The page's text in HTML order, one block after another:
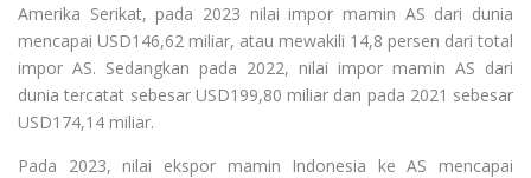
Amerika Serikat, pada 2023 nilai impor mamin AS dari dunia
mencapai USD146,62 miliar, atau mewakili 14,8 persen dari total
impor AS. Sedangkan pada 2022, nilai impor mamin AS dari
dunia tercatat sebesar USD199,80 miliar dan pada 2021 sebesar
USD174,14 miliar.
Pada 2023, nilai ekspor mamin Indonesia ke AS mencapai